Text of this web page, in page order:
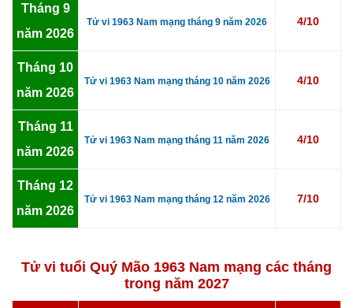
Tháng 9
năm 2026
Tử vi 1963 Nam mạng tháng 9 năm 2026 4/10
Tháng 10
năm 2026
Tử vi 1963 Nam mạng tháng 10 năm 2026 4/10
Tháng 11
năm 2026
Tử vi 1963 Nam mạng tháng 11 năm 2026 4/10
Tháng 12
năm 2026
Tử vi 1963 Nam mạng tháng 12 năm 2026 7/10
Tử vi tuổi Quý Mão 1963 Nam mạng các tháng
trong năm 2027